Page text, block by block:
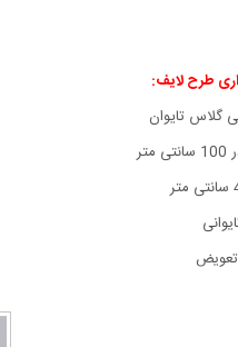
طرح لایف:
تايوان